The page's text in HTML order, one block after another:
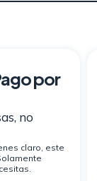
por
no
claro, este